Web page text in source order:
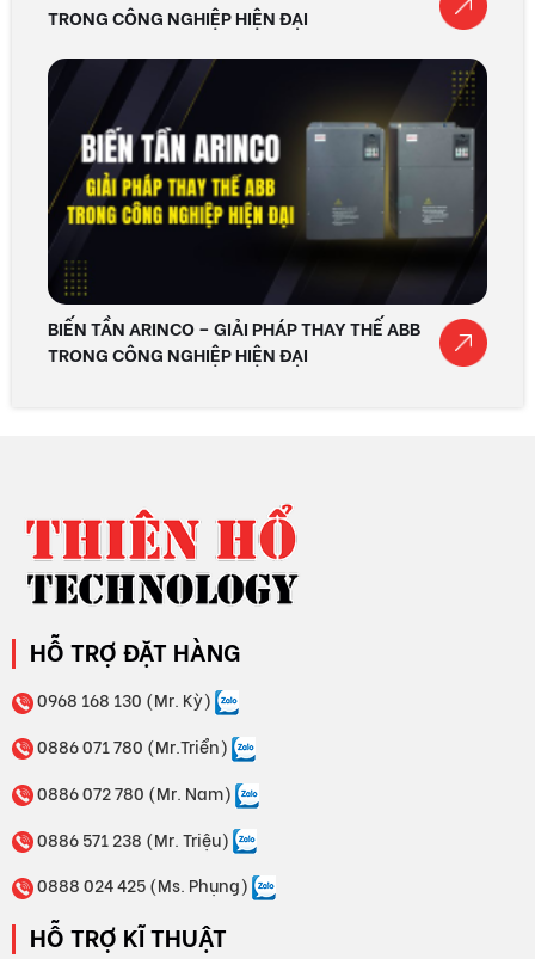
TRONG CÔNG NGHIỆP HIỆN ĐẠI
BIẾN TẦN ARINCO – GIẢI PHÁP THAY THẾ ABB
TRONG CÔNG NGHIỆP HIỆN ĐẠI
HỖ TRỢ ĐẶT HÀNG
0968 168 130 (Mr. Kỳ)
0886 071 780 (Mr.Triển)
0886 072 780 (Mr. Nam)
0886 571 238 (Mr. Triệu)
0888 024 425 (Ms. Phụng)
HỖ TRỢ KĨ THUẬT